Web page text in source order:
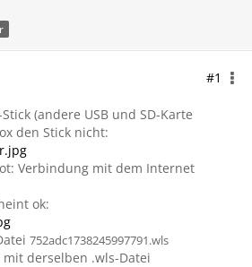
#1
(andere USB und SD-Karte
den Stick nicht:
Verbindung mit dem Internet
ok:
752adc1738245997791.wls
derselben .wls-Datei